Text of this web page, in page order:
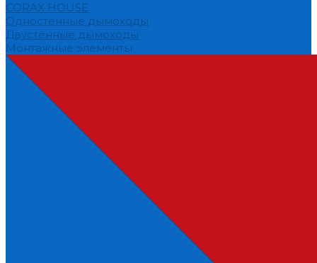
CORAX HOUSE
Одностенные дымоходы
Двустенные дымоходы
Монтажные элементы